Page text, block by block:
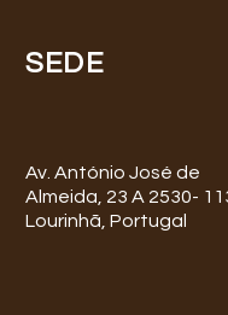
SEDE
Av. António José de
Almeida, 23 A 2530-
Lourinhã, Portugal